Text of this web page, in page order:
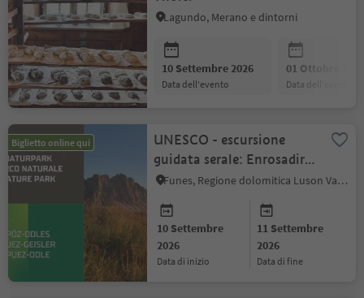
Lagundo, Merano e dintorni
10 Settembre 2026
data dell'evento
01 Ottobre 2026
data dell'evento
Biglietto online qui
UNESCO - escursione
guidata serale: Enrosadira
e chiaro di luna
Funes, Regione dolomitica Luson Val di Funes
10 Settembre
2026
data di inizio
11 Settembre
2026
data di fine